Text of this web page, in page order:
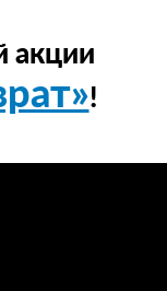
акции
!